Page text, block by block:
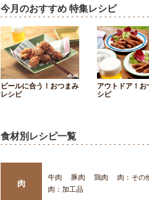
今月のおすすめ 特集レシピ
ビールに合う！おつまみ
レシピ
アウトドア！お
シピ
食材別レシピ一覧
肉
牛肉 豚肉 鶏肉
肉：その
肉：加工品